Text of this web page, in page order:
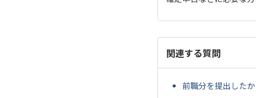
関連する質問
前職分を提出した